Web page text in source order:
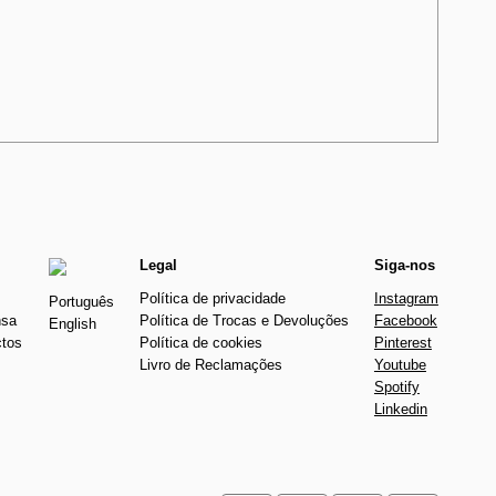
Português
English
Legal
Política de privacidade
Política de Trocas e Devoluções
Política de cookies
Livro de Reclamações
Siga-nos
Instagram
Facebook
Pinterest
Youtube
Spotify
Linkedin